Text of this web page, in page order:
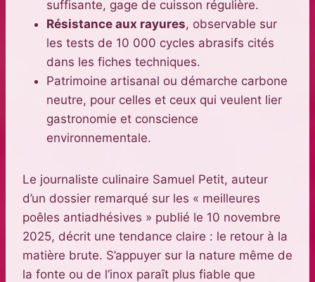
suffisante, gage de cuisson régulière.
Résistance aux rayures, observable sur
les tests de 10 000 cycles abrasifs cités
dans les fiches techniques.
Patrimoine artisanal ou démarche carbone
neutre, pour celles et ceux qui veulent lier
gastronomie et conscience
environnementale.
Le journaliste culinaire Samuel Petit, auteur
d’un dossier remarqué sur les « meilleures
poêles antiadhésives » publié le 10 novembre
2025, décrit une tendance claire : le retour à la
matière brute. S’appuyer sur la nature même de
la fonte ou de l’inox paraît plus fiable que